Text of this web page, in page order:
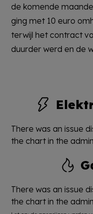
de komende
ging met 10 euro
terwijl het contract
duurder werd en de
There was an issue
the chart in the
There was an issue
the chart in the